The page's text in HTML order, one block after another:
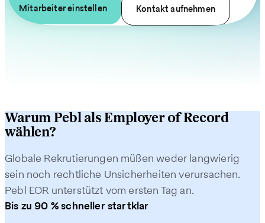
Mitarbeiter einstellen Kontakt aufnehmen
Warum Pebl als Employer of Record
wählen?
Globale Rekrutierungen müssen weder langwierig
sein noch rechtliche Unsicherheiten verursachen.
Pebl EOR unterstützt vom ersten Tag an.
Bis zu 90 % schneller startklar